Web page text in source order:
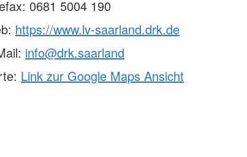
0681 5004 190
https://www.lv-saarland.drk.de
info@drk.saarland
Link zur Google Maps Ansicht